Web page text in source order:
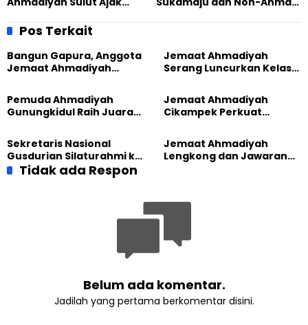
Perdamaian
Gedung Serba Guna
Pos Terkait
Bangun Gapura, Anggota
Jemaat Ahmadiyah
Sambut HUT RI ke-81
Jemaat Ahmadiyah
Serang Luncurkan Kelas
Generasi Unggul
Pemuda Ahmadiyah
Gunungkidul Raih Juara
Jemaat Ahmadiyah
Cikampek Perkuat
Lewat Pengajian
Gabungan
Sekretaris Nasional
Gusdurian Silaturahmi ke
Jemaat Ahmadiyah
Singaparna, Perkuat Nilai
Jemaat Ahmadiyah
Lengkong dan Jawaran
Tidak ada Respon
Belum ada komentar.
Jadilah yang pertama berkomentar disini.